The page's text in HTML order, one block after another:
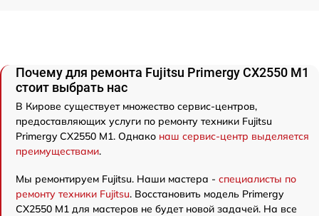
Почему для ремонта Fujitsu Primergy CX2550 M1
стоит выбрать нас
В Кирове существует множество сервис-центров,
предоставляющих услуги по ремонту техники Fujitsu
Primergy CX2550 M1. Однако наш сервис-центр выделяется
преимуществами.
Мы ремонтируем Fujitsu. Наши мастера - специалисты по
ремонту техники Fujitsu. Восстановить модель Primergy
CX2550 M1 для мастеров не будет новой задачей. На все